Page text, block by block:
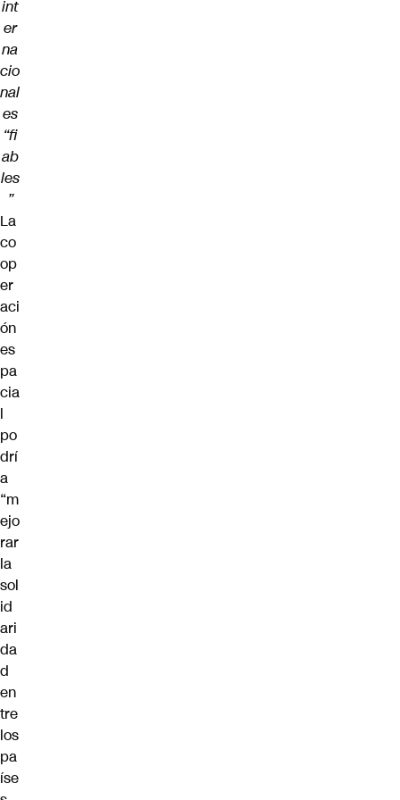
int
er
na
cio
nal
es
“fi
ab
les
”
La
co
op
er
aci
ón
es
pa
cia
l
po
drí
a
“m
ejo
rar
la
sol
id
ari
da
d
en
tre
los
pa
íse